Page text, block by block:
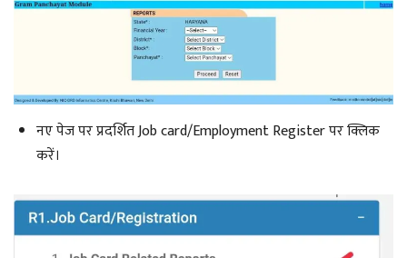
नए पेज पर प्रदर्शित Job card/Employment Register पर क्लिक
करें।